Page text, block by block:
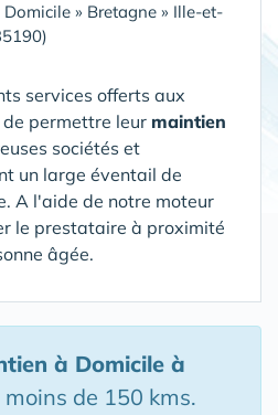
Domicile » Bretagne » Ille-et-
services offerts aux
permettre leur maintien
sociétés et
un large éventail de
A l'aide de notre moteur
le prestataire à proximité
âgée.
à Domicile à
moins de 150 kms.